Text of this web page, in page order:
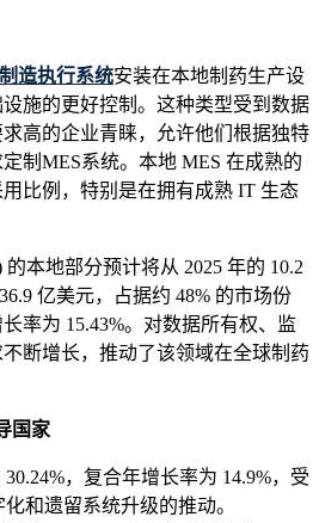
制造执行系统安装在本地制药生产设
施的更好控制。这种类型受到数据
高的企业青睐，允许他们根据独特
制MES系统。本地 MES 在成熟的
比例，特别是在拥有成熟 IT 生态
本地部分预计将从 2025 年的 10.2
亿美元，占据约 48% 的市场份
率为 15.43%。对数据所有权、监
断增长，推动了该领域在全球制药
国家
，复合年增长率为 14.9%，受
和遗留系统升级的推动。